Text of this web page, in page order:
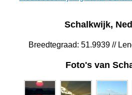
Schalkwijk,
Breedtegraad: 51.9939 //
Foto's van